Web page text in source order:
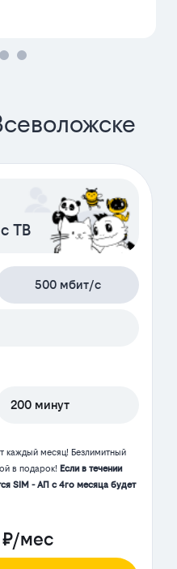
ТВ
500 мбит/с
200 минут
каждый месяц! Безлимитный
в подарок! Если в течении
SIM - АП с 4го месяца будет
мес